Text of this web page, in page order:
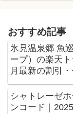
おすすめ記事
氷見温泉郷 魚
ープ）の楽天
月最新の割引
シャトレーゼ
ンコード｜